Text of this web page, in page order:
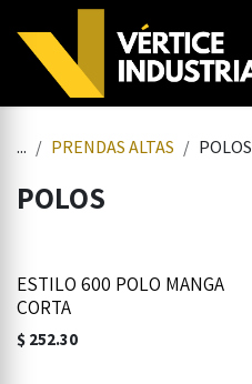
Ir al contenido
... PRENDAS ALTAS POLOS
POLOS
ESTILO 600 POLO MANGA
CORTA
$ 252.30